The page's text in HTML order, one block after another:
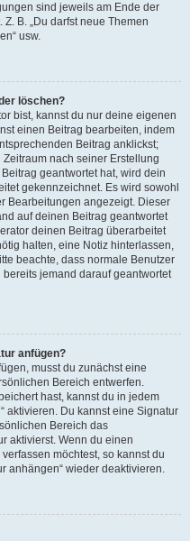
sind jeweils am Ende der
B. „Du darfst neue Themen
usw.
löschen?
bist, kannst du nur deine eigenen
einen Beitrag bearbeiten, indem
Beitrag anklickst;
nach seiner Erstellung
geantwortet hat, wird dein
gekennzeichnet. Es wird sowohl
Bearbeitungen angezeigt. Dieser
auf deinen Beitrag geantwortet
deinen Beitrag überarbeitet
halten, eine Notiz hinterlassen,
beachte, dass normale Benutzer
jemand darauf geantwortet
anfügen?
musst du zunächst eine
Bereich entwerfen.
hast, kannst du in jedem
aktivieren. Du kannst eine Signatur
Bereich das
aktivierst. Wenn du einen
möchtest, so kannst du
anhängen“ wieder deaktivieren.